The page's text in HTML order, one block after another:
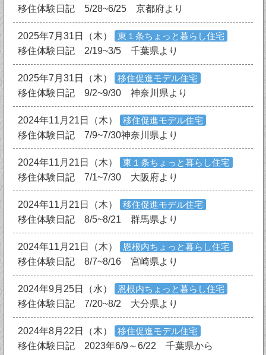
移住体験日記 5/28~6/25 京都府より
2025年7月31日（木）
東１条ちょっと暮らし住宅
移住体験日記 2/19~3/5 千葉県より
2025年7月31日（木）
移住促進モデル住宅
移住体験日記 9/2~9/30 神奈川県より
2024年11月21日（木）
移住促進モデル住宅
移住体験日記 7/9~7/30神奈川県より
2024年11月21日（木）
東１条ちょっと暮らし住宅
移住体験日記 7/1~7/30 大阪府より
2024年11月21日（木）
移住促進モデル住宅
移住体験日記 8/5~8/21 群馬県より
2024年11月21日（木）
恩根内ちょっと暮らし住宅
移住体験日記 8/7~8/16 宮崎県より
2024年9月25日（水）
恩根内ちょっと暮らし住宅
移住体験日記 7/20~8/2 大分県より
2024年8月22日（木）
移住促進モデル住宅
移住体験日記 2023年6/9～6/22 千葉県から